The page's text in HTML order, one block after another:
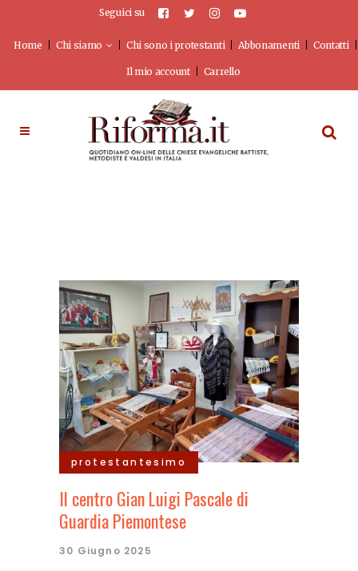
Seguici su
Home Chi siamo Chi sono i protestanti Abbonamenti Contatti
Il mio account Carrello
protestantesimo
Il centro Gian Luigi Pascale di
Guardia Piemontese
30 Giugno 2025